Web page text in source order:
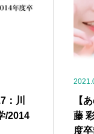
：川
/2014
【
藤
度卒